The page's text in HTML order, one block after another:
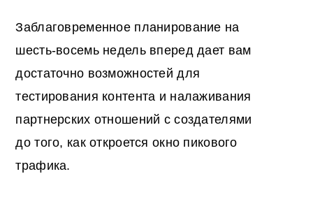
Заблаговременное планирование на
шесть-восемь недель вперед дает вам
достаточно возможностей для
тестирования контента и налаживания
партнерских отношений с создателями
до того, как откроется окно пикового
трафика.